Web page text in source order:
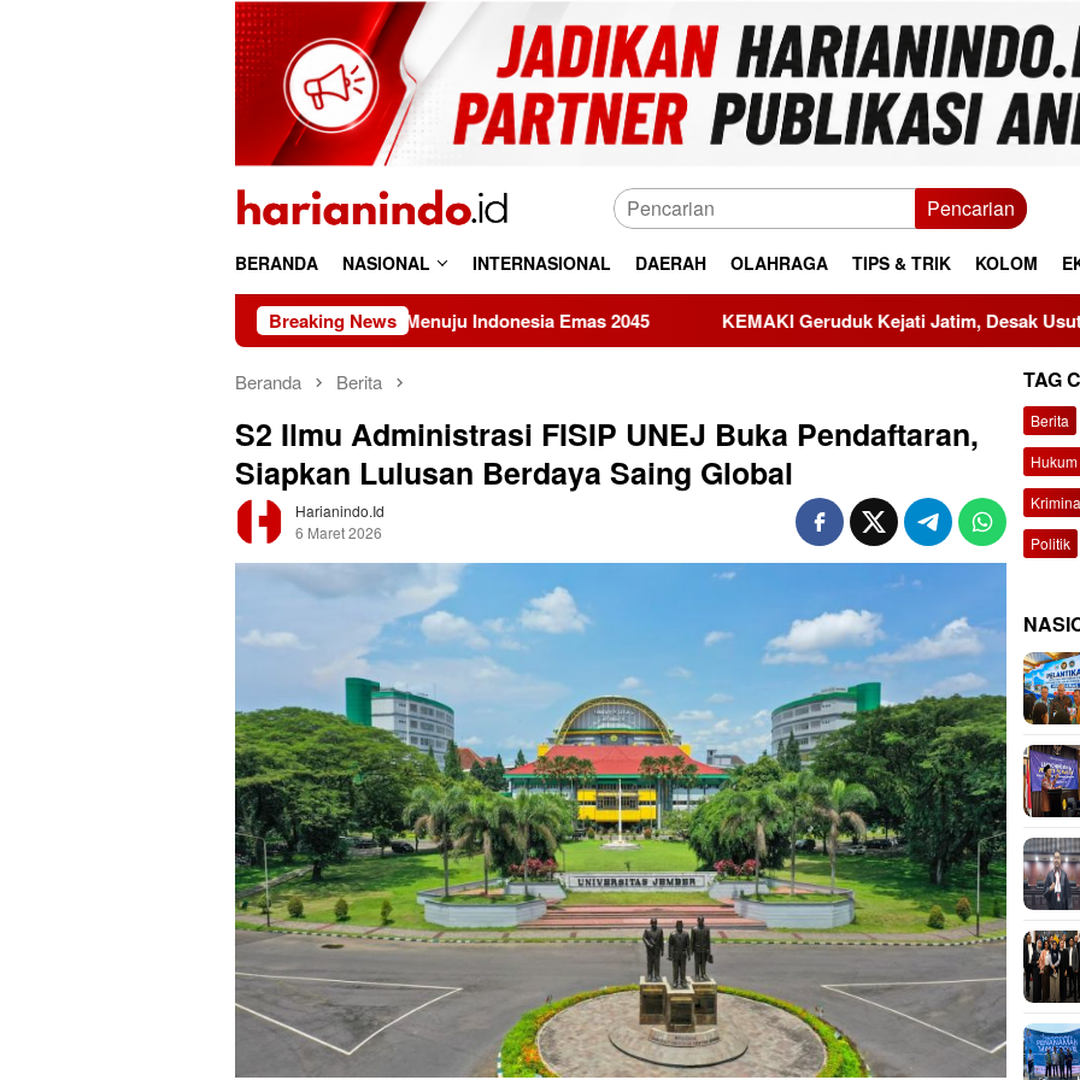
Pencarian
BERANDA NASIONAL INTERNASIONAL DAERAH OLAHRAGA TIPS & TRIK KOLOM
Breaking News
Sistem Pangan Nasional Menuju Indonesia Emas 2045 KEMAKI Geruduk Kejati Jatim, Desak Usut Dugaan Mark-up
Beranda Berita
S2 Ilmu Administrasi FISIP UNEJ Buka Pendaftaran,
Siapkan Lulusan Berdaya Saing Global
Harianindo.id
6 Maret 2026
TAG
Berita
Politik